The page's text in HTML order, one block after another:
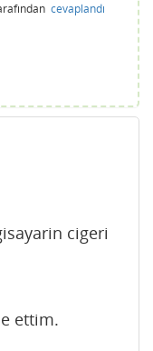
cevaplandı
cigeri
ettim.